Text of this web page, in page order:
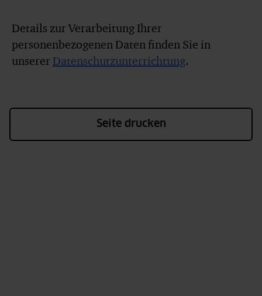
Details zur Verarbeitung Ihrer
personenbezogenen Daten finden Sie in
unserer Datenschutzunterrichtung.
Seite drucken